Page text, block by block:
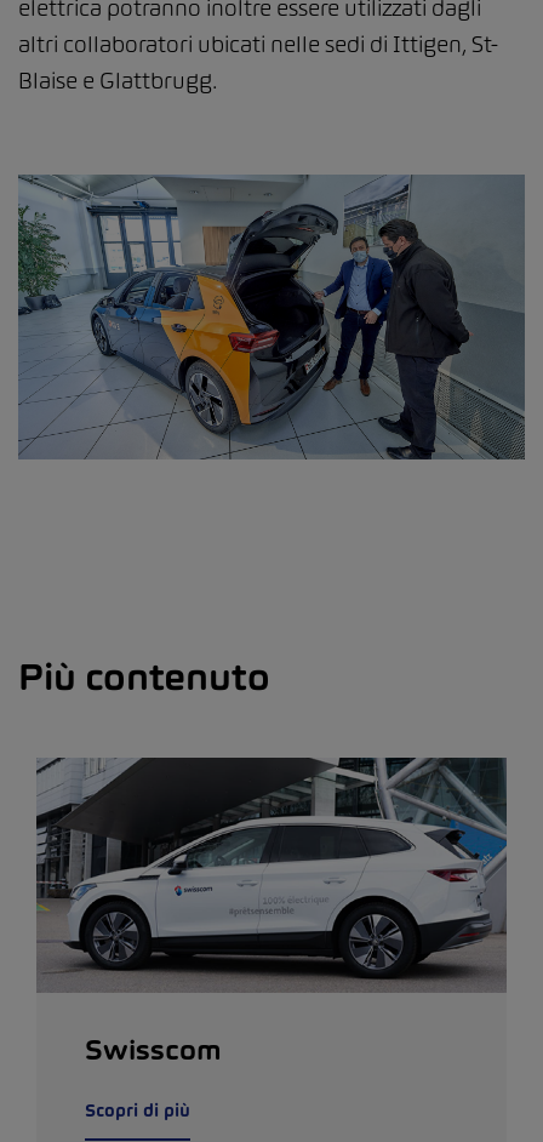
elettrica potranno inoltre essere utilizzati dagli
altri collaboratori ubicati nelle sedi di Ittigen, St-
Blaise e Glattbrugg.
Più contenuto
Swisscom
Scopri di più